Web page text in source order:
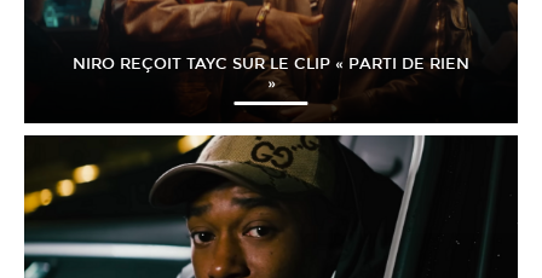
NIRO REÇOIT TAYC SUR LE CLIP « PARTI DE RIEN
»